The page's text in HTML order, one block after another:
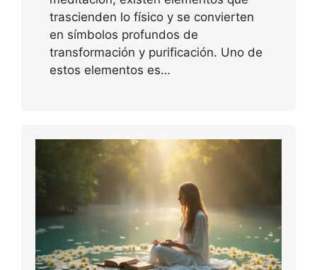
trascienden lo físico y se convierten
en símbolos profundos de
transformación y purificación. Uno de
estos elementos es…